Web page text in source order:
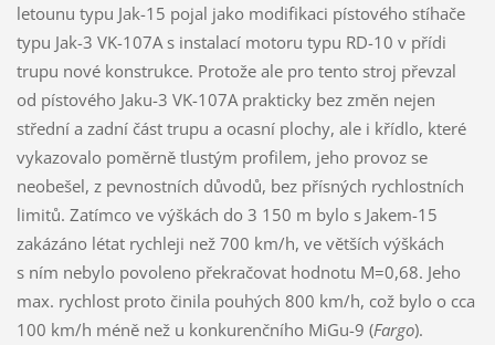
letounu typu Jak-15 pojal jako modifikaci pístového stíhače
typu Jak-3 VK-107A s instalací motoru typu RD-10 v přídi
trupu nové konstrukce. Protože ale pro tento stroj převzal
od pístového Jaku-3 VK-107A prakticky bez změn nejen
střední a zadní část trupu a ocasní plochy, ale i křídlo, které
vykazovalo poměrně tlustým profilem, jeho provoz se
neobešel, z pevnostních důvodů, bez přísných rychlostních
limitů. Zatímco ve výškách do 3 150 m bylo s Jakem-15
zakázáno létat rychleji než 700 km/h, ve větších výškách
s ním nebylo povoleno překračovat hodnotu M=0,68. Jeho
max. rychlost proto činila pouhých 800 km/h, což bylo o cca
100 km/h méně než u konkurenčního MiGu-9 (Fargo).